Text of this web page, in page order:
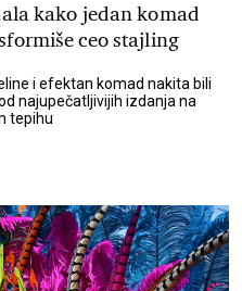
kako jedan komad
ceo stajling
i efektan komad nakita bili
najupečatljivijih izdanja na
tepihu